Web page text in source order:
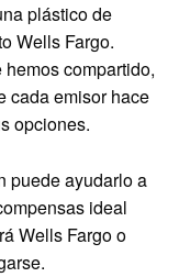
plástico de
Wells Fargo.
compartido,
cada emisor hace
opciones.
puede ayudarlo a
ideal
Wells Fargo o